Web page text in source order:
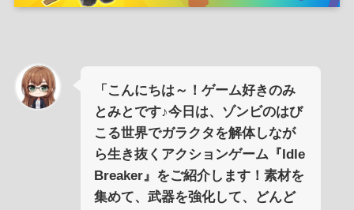
「こんにちは～！ゲーム好きのみ
とみとです♪今日は、ゾンビのはび
こる世界でガラクタを解体しなが
ら生き抜くアクションゲーム『Idle
Breaker』をご紹介します！素材を
集めて、武器を強化して、どんど